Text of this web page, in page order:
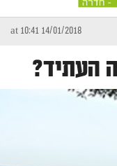
14/01/2018 at 10:41
העתיד?